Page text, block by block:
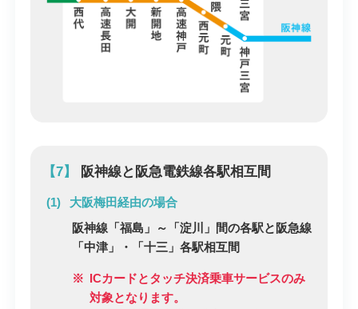
【7】 阪神線と阪急電鉄線各駅相互間
大阪梅田経由の場合
阪神線「福島」～「淀川」間の各駅と阪急線
「中津」・「十三」各駅相互間
※ ICカードとタッチ決済乗車サービスのみ
対象となります。